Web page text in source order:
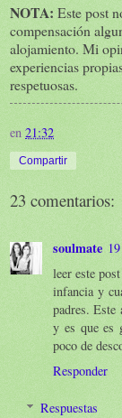
NOTA: Este post
compensación
alojamiento. Mi
experiencias
respetuosas.
en 21:32
Compartir
23 comentarios:
soulmate
leer este
infancia y
padres. Este
y es que es
poco de
Responder
Respuestas